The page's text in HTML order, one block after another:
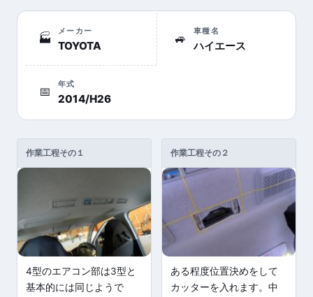
🏭
メーカー
TOYOTA
🚙
車種名
ハイエース
📅
年式
2014/H26
作業工程その１
4型のエアコン部は3型と
基本的には同じようで
作業工程その２
ある程度位置決めをして
カッターを入れます。中